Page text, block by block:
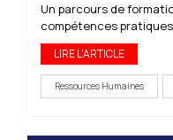
Un parcours de
compétences
LIRE L'ARTICLE
Ressources Humaines